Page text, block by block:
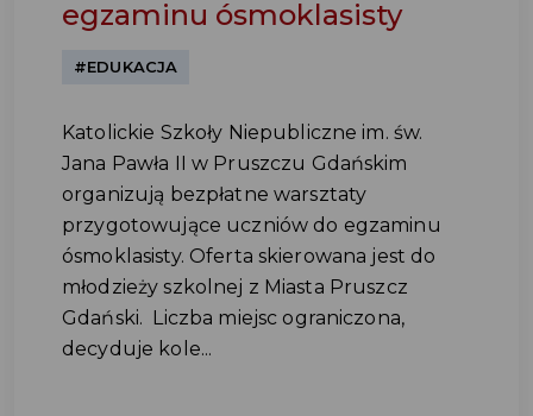
egzaminu ósmoklasisty
#EDUKACJA
Katolickie Szkoły Niepubliczne im. św.
Jana Pawła II w Pruszczu Gdańskim
organizują bezpłatne warsztaty
przygotowujące uczniów do egzaminu
ósmoklasisty. Oferta skierowana jest do
młodzieży szkolnej z Miasta Pruszcz
Gdański. Liczba miejsc ograniczona,
decyduje kole...